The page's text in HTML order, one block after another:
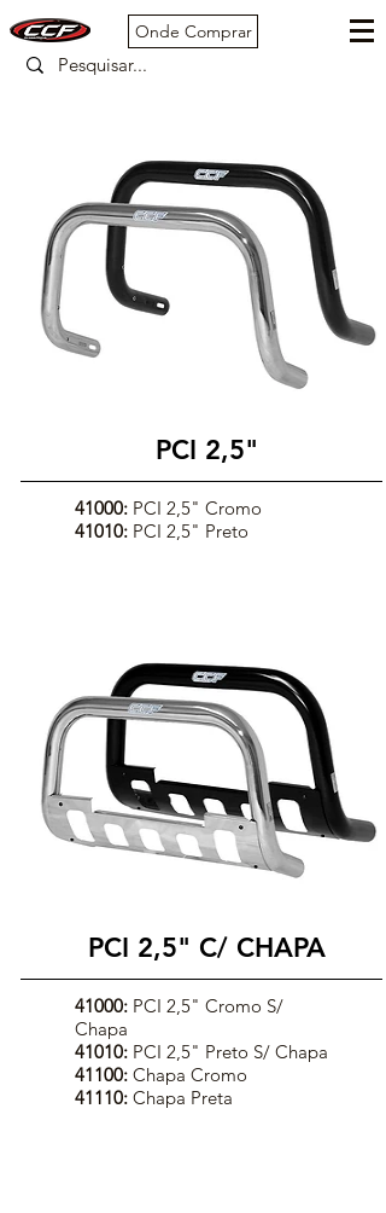
Onde Comprar
PCI 2,5"
41000:PCI 2,5" Cromo
41010:PCI 2,5" Preto
PCI 2,5" C/ CHAPA
41000: PCI 2,5" Cromo S/
Chapa
41010: PCI 2,5" Preto S/ Chapa
41100: Chapa Cromo
41110:Chapa Preta